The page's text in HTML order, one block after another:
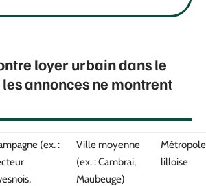
loyer urbain dans le
annonces ne montrent
(ex. :
Ville moyenne
(ex. : Cambrai,
Maubeuge)
Métropole
lilloise